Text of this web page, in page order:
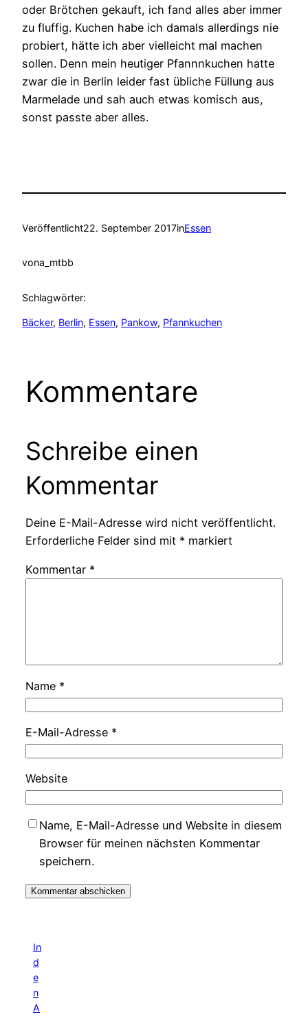
oder Brötchen gekauft, ich fand alles aber immer
zu fluffig. Kuchen habe ich damals allerdings nie
probiert, hätte ich aber vielleicht mal machen
sollen. Denn mein heutiger Pfannnkuchen hatte
zwar die in Berlin leider fast übliche Füllung aus
Marmelade und sah auch etwas komisch aus,
sonst passte aber alles.
Veröffentlicht22. September 2017inEssen
vona_mtbb
Schlagwörter:
Bäcker, Berlin, Essen, Pankow, Pfannkuchen
Kommentare
Schreibe einen
Kommentar
Deine E-Mail-Adresse wird nicht veröffentlicht.
Erforderliche Felder sind mit * markiert
Kommentar *
Name *
E-Mail-Adresse *
Website
Name, E-Mail-Adresse und Website in diesem
Browser für meinen nächsten Kommentar
speichern.
In
d
e
n
A